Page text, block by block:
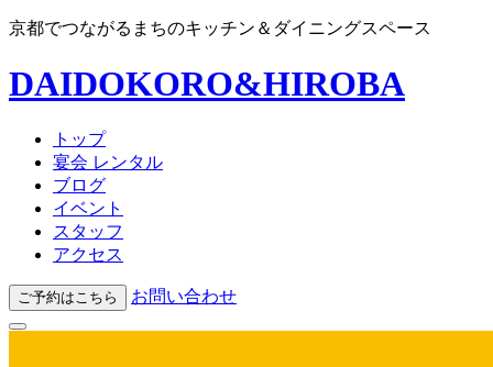
京都でつながるまちのキッチン＆ダイニングスペース
DAIDOKORO&HIROBA
トップ
宴会 レンタル
ブログ
イベント
スタッフ
アクセス
ご予約はこちら お問い合わせ